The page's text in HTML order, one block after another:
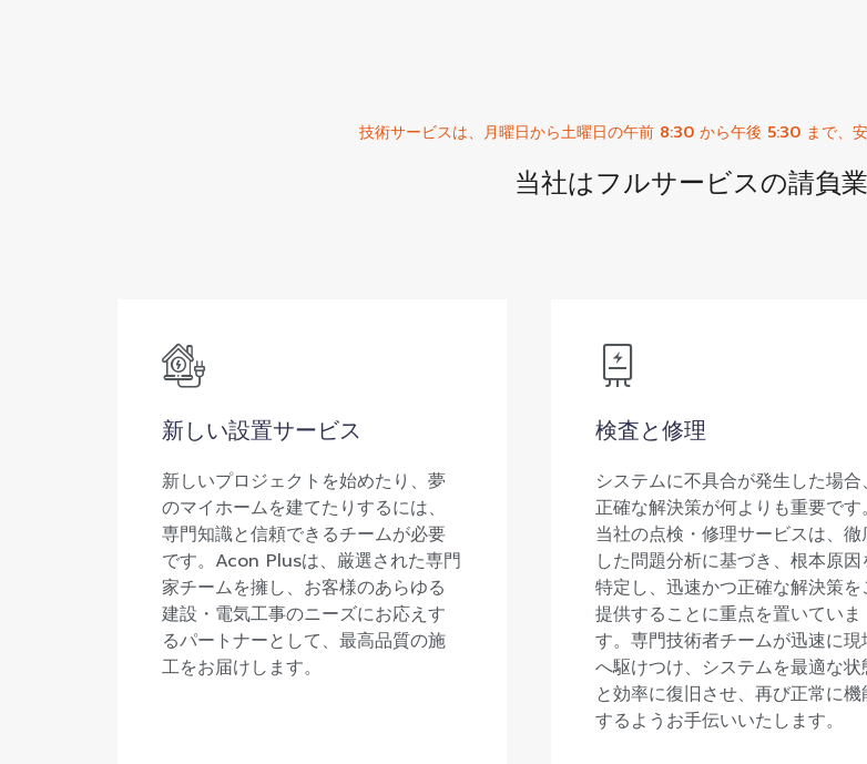
技術サービスは、月曜日から土曜日の午前 8:30 から午後 5:30 まで、
当社はフルサービスの請負業
新しい設置サービス
新しいプロジェクトを始めたり、夢
のマイホームを建てたりするには、
専門知識と信頼できるチームが必要
です。Acon Plusは、厳選された専門
家チームを擁し、お客様のあらゆる
建設・電気工事のニーズにお応えす
るパートナーとして、最高品質の施
工をお届けします。
検査と修理
システムに不具合が発生した場合、
正確な解決策が何よりも重要です。
当社の点検・修理サービスは、徹
した問題分析に基づき、根本原因
特定し、迅速かつ正確な解決策を
提供することに重点を置いていま
す。専門技術者チームが迅速に現
へ駆けつけ、システムを最適な状
と効率に復旧させ、再び正常に機
するようお手伝いいたします。